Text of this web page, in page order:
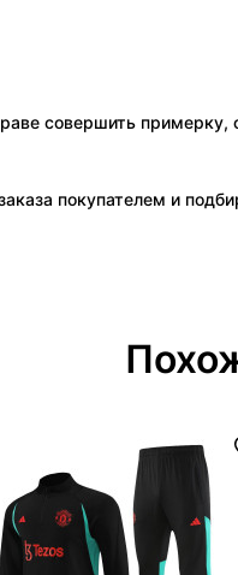
совершить
покупателем и